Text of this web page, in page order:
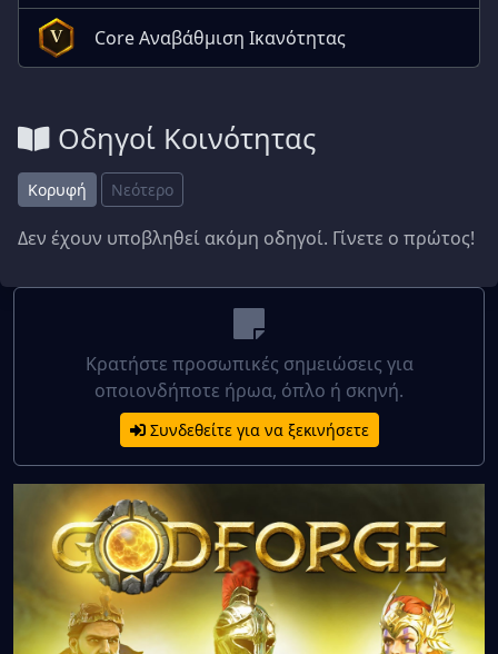
V Core Αναβάθμιση Ικανότητας
Οδηγοί Κοινότητας
Κορυφή Νεότερο
Δεν έχουν υποβληθεί ακόμη οδηγοί. Γίνετε ο πρώτος!
Κρατήστε προσωπικές σημειώσεις για
οποιονδήποτε ήρωα, όπλο ή σκηνή.
Συνδεθείτε για να ξεκινήσετε